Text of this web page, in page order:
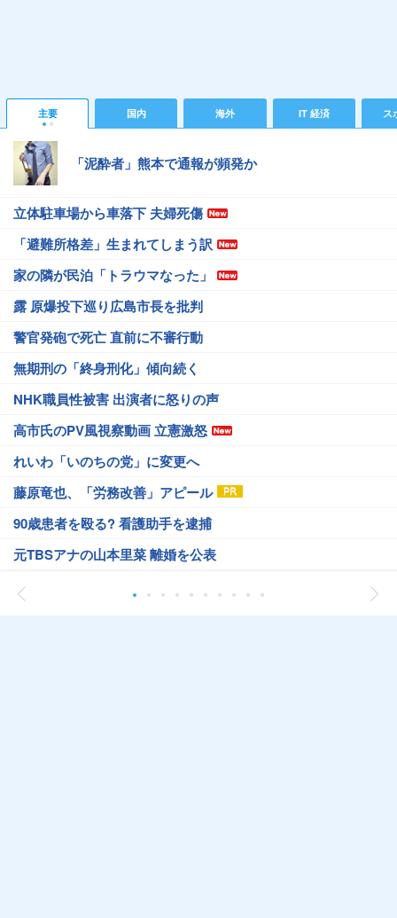
主要 国内 海外 IT 経済 ス
「泥酔者」熊本で通報が頻発か
立体駐車場から車落下 夫婦死傷
「避難所格差」生まれてしまう訳
家の隣が民泊「トラウマなった」
露 原爆投下巡り広島市長を批判
警官発砲で死亡 直前に不審行動
無期刑の「終身刑化」傾向続く
NHK職員性被害 出演者に怒りの声
高市氏のPV風視察動画 立憲激怒
れいわ「いのちの党」に変更へ
藤原竜也、「労務改善」アピール
90歳患者を殴る? 看護助手を逮捕
元TBSアナの山本里菜 離婚を公表